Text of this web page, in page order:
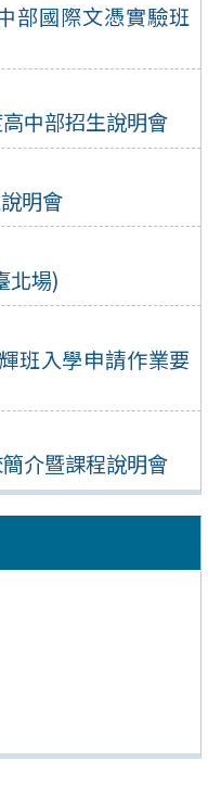
部國際文憑實驗班
中部招生說明會
明會
北場)
班入學申請作業要
介暨課程說明會